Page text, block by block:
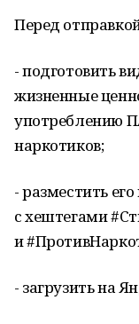
Перед
- подготовить
жизненные
употреблению
наркотиков;
- разместить
с хештегами
и
- загрузить на